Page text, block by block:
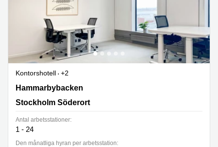
Kontorshotell
+2
Hammarbybacken 27,Johanneshov, Stockholm Söderort
Hammarbybacken
Stockholm Söderort
Antal arbetsstationer:
1 - 24
Den månatliga hyran per arbetsstation: